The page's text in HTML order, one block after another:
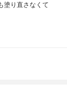
塗り直さなくて